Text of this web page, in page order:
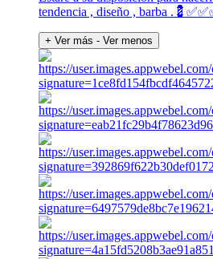
tendencia , diseño , barba
+ Ver más - Ver menos